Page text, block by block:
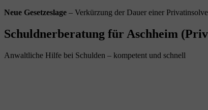
Neue Gesetzeslage – Verkürzung der Dauer einer
Schuldnerberatung für Aschheim
Anwaltliche Hilfe bei Schulden – kompetent und schnell